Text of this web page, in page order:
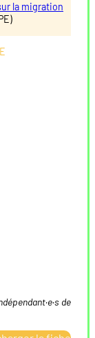
la migration
de